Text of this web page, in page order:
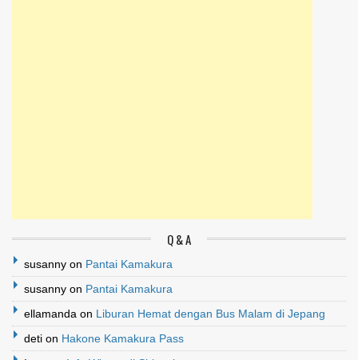
Q & A
susanny on Pantai Kamakura
susanny on Pantai Kamakura
ellamanda on Liburan Hemat dengan Bus Malam di Jepang
deti on Hakone Kamakura Pass